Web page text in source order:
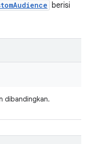
berisi
dibandingkan.